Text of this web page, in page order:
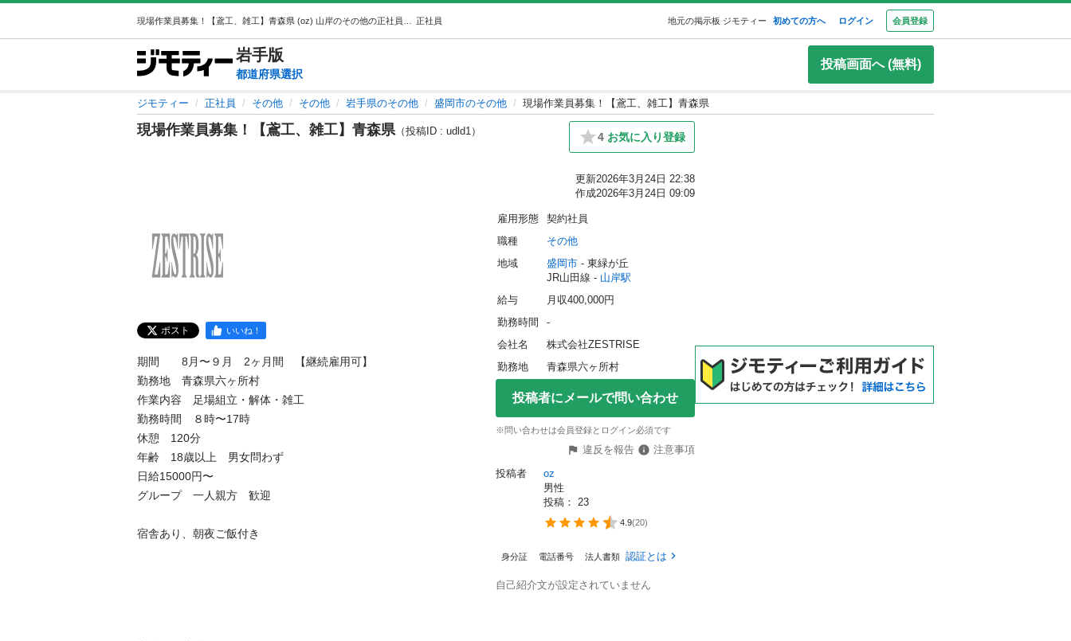
正社員 地元の掲示板 ジモティー 初めての方へ ログイン 会員登録
岩手版
都道府県選択
投稿画面へ (無料)
ジモティー 正社員 その他 その他 岩手県のその他 盛岡市のその他 現場作業員募集！【鳶工、雑工】青森県
現場作業員募集！【鳶工、雑工】青森県（投稿ID : udld1） 4 お気に入り登録
更新2026年3月24日 22:38
作成2026年3月24日 09:09
ポスト いいね！
期間　　8月〜９月　2ヶ月間　【継続雇用可】
勤務地　青森県六ヶ所村
作業内容　足場組立・解体・雑工
勤務時間　８時〜17時
休憩　120分
年齢　18歳以上　男女問わず
日給15000円〜
グループ　一人親方　歓迎
宿舎あり、朝夜ご飯付き
雇用形態
契約社員
職種
その他
地域
盛岡市 - 東緑が丘
JR山田線 - 山岸駅
給与
月収400,000円
勤務時間
-
会社名
株式会社ZESTRISE
勤務地
青森県六ヶ所村
投稿者にメールで問い合わせ
※問い合わせは会員登録とログイン必須です
違反を報告
注意事項
投稿者
oz
男性
投稿： 23
4.9(20)
身分証 電話番号 法人書類 認証とは
自己紹介文が設定されていません